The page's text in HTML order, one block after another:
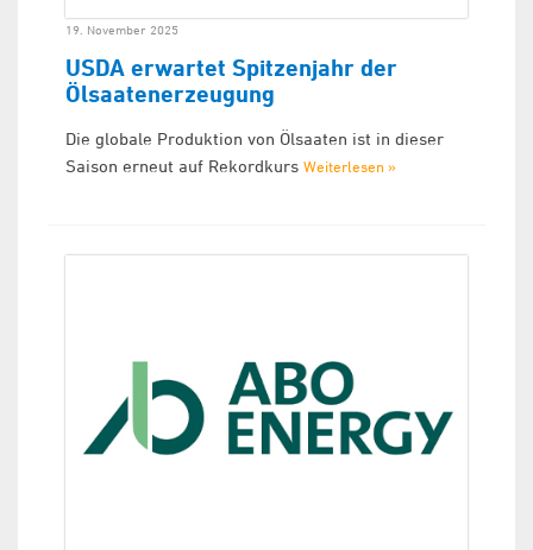
19. November 2025
USDA erwartet Spitzenjahr der
Ölsaatenerzeugung
Die globale Produktion von Ölsaaten ist in dieser
Saison erneut auf Rekordkurs Weiterlesen »